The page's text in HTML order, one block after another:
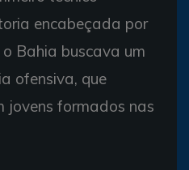
encabeçada por
Bahia buscava um
ofensiva, que
jovens formados nas